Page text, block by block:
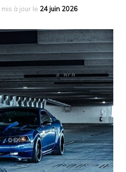
mis à jour le 24 juin 2026